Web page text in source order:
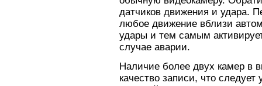
датчиков движения и удара.
любое движение вблизи
удары и тем самым
случае аварии.
Наличие более двух камер в
качество записи, что